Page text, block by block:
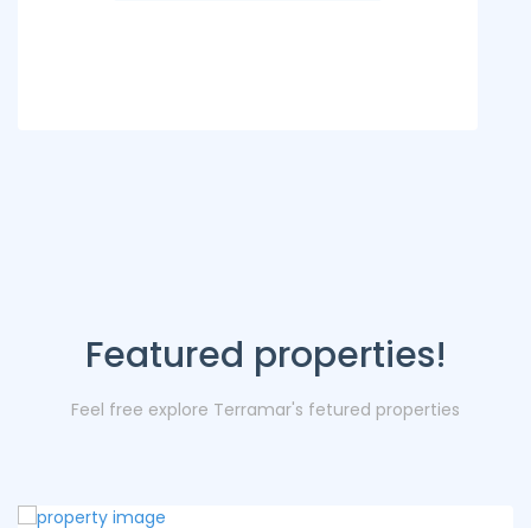
Featured properties!
Feel free explore Terramar's fetured properties